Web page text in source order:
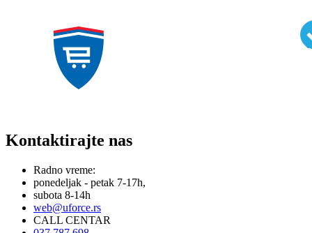
Kontaktirajte nas
Radno vreme:
ponedeljak - petak 7-17h,
subota 8-14h
web@uforce.rs
CALL CENTAR